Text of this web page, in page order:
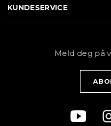
Løp
Sykkel
KUNDESERVICE
Personvernerklæring
Meld deg på